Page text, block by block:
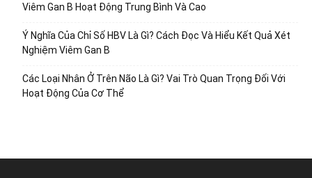
Viêm Gan B Hoạt Động Trung Bình Và Cao
Ý Nghĩa Của Chỉ Số HBV Là Gì? Cách Đọc Và Hiểu Kết Quả Xét
Nghiệm Viêm Gan B
Các Loại Nhân Ở Trên Não Là Gì? Vai Trò Quan Trọng Đối Với
Hoạt Động Của Cơ Thể